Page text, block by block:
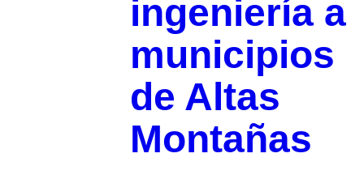
ingeniería a
municipios
de Altas
Montañas